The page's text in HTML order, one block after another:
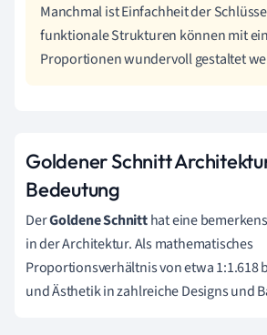
Manchmal ist Einfachheit der
funktionale Strukturen können mit
Proportionen wundervoll gestaltet
Goldener Schnitt
Bedeutung
DerGoldene Schnitthat eine
in der Architektur. Als mathematisches
Proportionsverhältnis von etwa 1:1.618
und Ästhetik in zahlreiche Designs und